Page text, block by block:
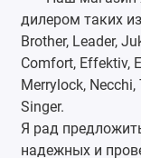
дилером таких
Brother, Leader,
Comfort, Effektiv,
Merrylock,
Singer.
Я рад
надежных и